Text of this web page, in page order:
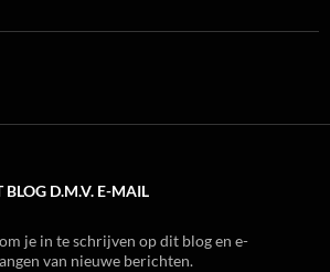
BLOG D.M.V. E-MAIL
je in te schrijven op dit blog en e-
van nieuwe berichten.